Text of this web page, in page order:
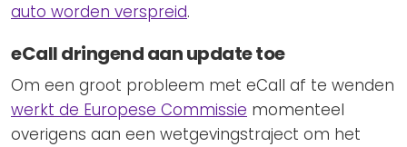
auto worden verspreid.
eCall dringend aan update toe
Om een groot probleem met eCall af te wenden
werkt de Europese Commissie momenteel
overigens aan een wetgevingstraject om het